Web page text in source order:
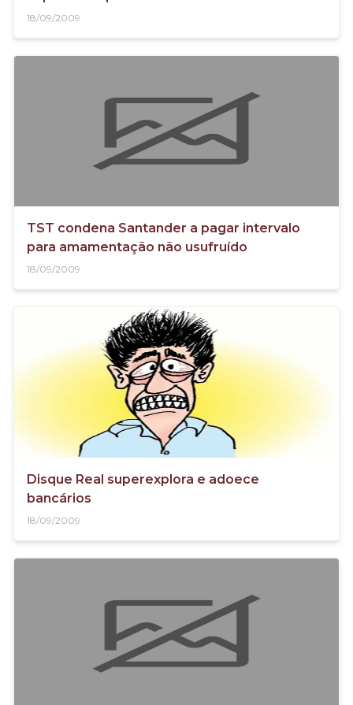
18/09/2009
TST condena Santander a pagar intervalo
para amamentação não usufruído
18/09/2009
Disque Real superexplora e adoece
bancários
18/09/2009